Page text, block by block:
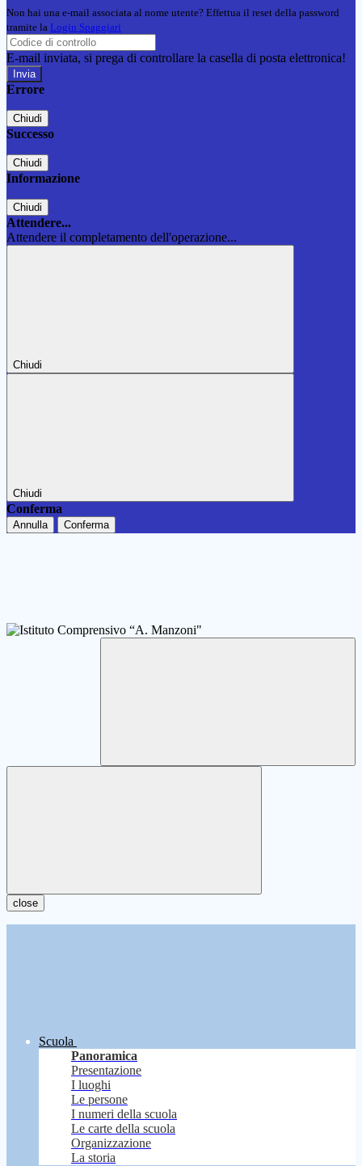
Non hai una e-mail associata al nome utente? Effettua il reset della password
tramite la Login Spaggiari
E-mail inviata, si prega di controllare la casella di posta elettronica!
Errore
Chiudi
Successo
Chiudi
Informazione
Chiudi
Attendere...
Attendere il completamento dell'operazione...
Chiudi
Chiudi
Conferma
Annulla Conferma
close
Scuola
Panoramica
Presentazione
I luoghi
Le persone
I numeri della scuola
Le carte della scuola
Organizzazione
La storia